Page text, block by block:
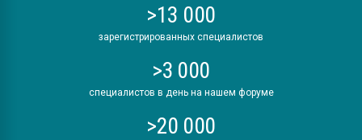
>13 000
зарегистрированных специалистов
>3 000
специалистов в день на нашем форуме
>20 000